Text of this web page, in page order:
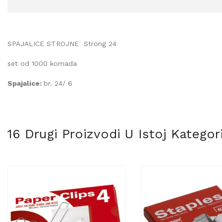
SPAJALICE STROJNE Strong 24
set od 1000 komada
Spajalice: br. 24/ 6
16 Drugi Proizvodi U Istoj